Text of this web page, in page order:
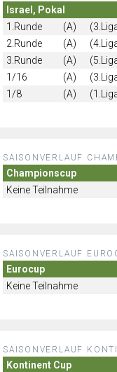
Israel, Pokal
1.Runde
(A)
2.Runde
(A)
3.Runde
(A)
1/16
(A)
1/8
(A)
SAISONVERLAUF
Championscup
Keine Teilnahme
SAISONVERLAUF
Eurocup
Keine Teilnahme
SAISONVERLAUF
Kontinent Cup